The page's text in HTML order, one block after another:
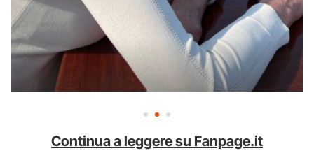
Continua a leggere su Fanpage.it